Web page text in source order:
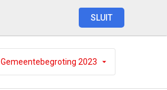
SLUIT
Gemeentebegroting 2023